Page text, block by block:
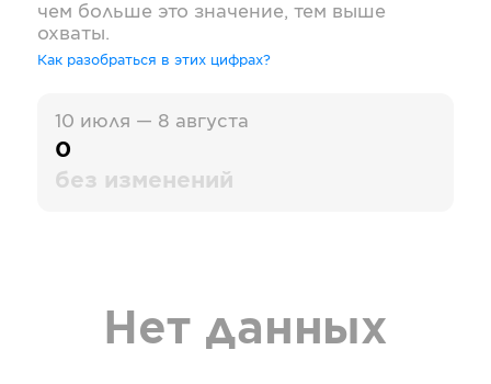
чем больше это значение, тем выше
охваты.
Как разобраться в этих цифрах?
10 июля — 8 августа
0
без изменений
Нет данных